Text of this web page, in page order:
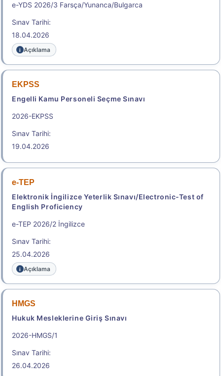
Aday İşlemleri Sistemi (AİS) Engelli Başvuru Kullanıcı
Kılavuzu
Başvuru Merkezleri Listesi
. e-YDS 2026/9 İngilizce
Elektronik Yabancı Dil Sınavı
2.150,00
Başvuru Yap
Kılavuzu
Aday İşlemleri Sistemi (AİS) Engelli Başvuru Kullanıcı
Kılavuzu
.e-YDS 2026/9 İngilizce
Sonuç Tarihi: 22.08.2026
e-YDS 2026/3 Farsça/Yunanca/Bulgarca
Sınav Tarihi:
18.04.2026
Açıklama
EKPSS
Engelli Kamu Personeli Seçme Sınavı
2026-EKPSS
Sınav Tarihi:
19.04.2026
e-TEP
Elektronik İngilizce Yeterlik Sınavı/Electronic-Test of
English Proficiency
e-TEP 2026/2 İngilizce
Sınav Tarihi:
25.04.2026
Açıklama
HMGS
Hukuk Mesleklerine Giriş Sınavı
2026-HMGS/1
Sınav Tarihi:
26.04.2026